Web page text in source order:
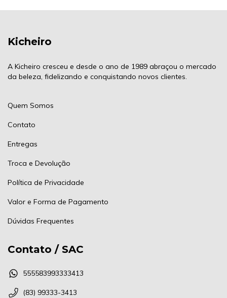
Kicheiro
A Kicheiro cresceu e desde o ano de 1989 abraçou o mercado
da beleza, fidelizando e conquistando novos clientes.
Quem Somos
Contato
Entregas
Troca e Devolução
Política de Privacidade
Valor e Forma de Pagamento
Dúvidas Frequentes
Contato / SAC
555583993333413
(83) 99333-3413